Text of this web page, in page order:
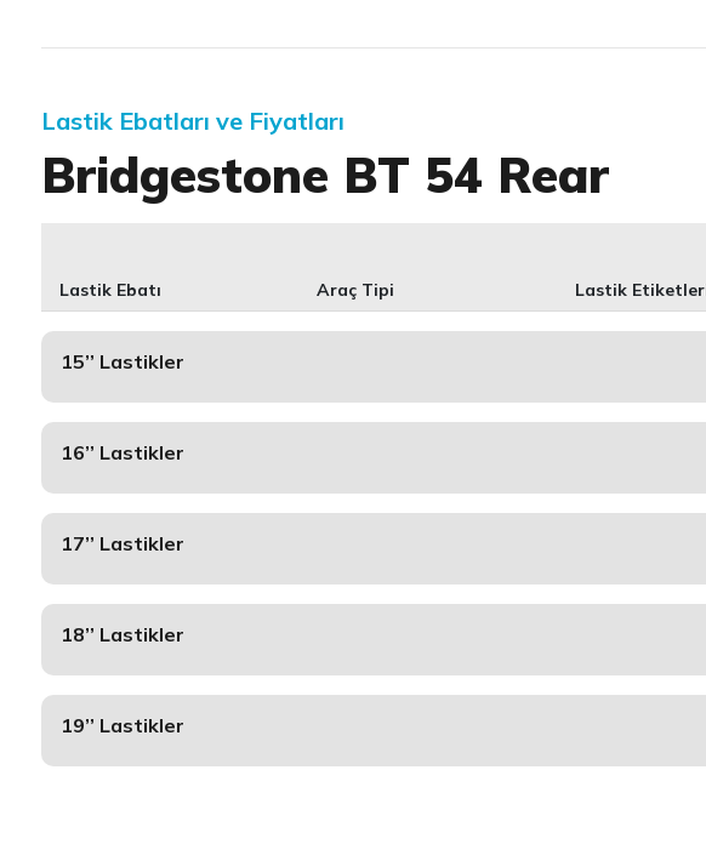
Lastik Ebatları ve Fiyatları
Bridgestone BT 54 Rear
Lastik Ebatı Araç Tipi Lastik
15’’ Lastikler
16’’ Lastikler
17’’ Lastikler
18’’ Lastikler
19’’ Lastikler